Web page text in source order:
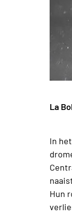
La
In
Hun